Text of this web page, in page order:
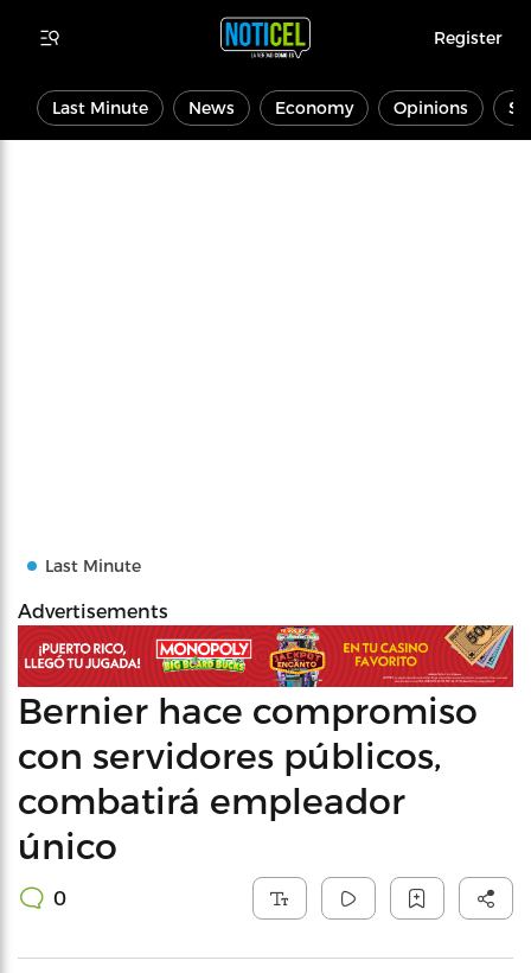
Register
Last Minute News Economy Opinions
Last Minute
Advertisements
Bernier hace compromiso
con servidores públicos,
combatirá empleador
único
0